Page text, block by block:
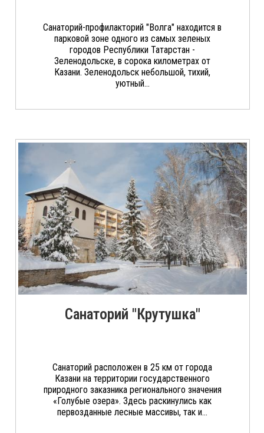
Санаторий-профилакторий "Волга" находится в
парковой зоне одного из самых зеленых
городов Республики Татарстан -
Зеленодольске, в сорока километрах от
Казани. Зеленодольск небольшой, тихий,
уютный...
Санаторий "Крутушка"
Санаторий расположен в 25 км от города
Казани на территории государственного
природного заказника регионального значения
«Голубые озера». Здесь раскинулись как
первозданные лесные массивы, так и...